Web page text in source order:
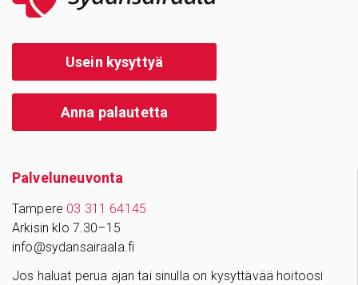
Usein kysyttyä
Anna palautetta
Palve­lu­neu­vonta
Tampere 03 311 64145
Arkisin klo 7.30–15
info@sydansairaala.fi
Jos haluat perua ajan tai sinulla on kysyttävää hoitoosi